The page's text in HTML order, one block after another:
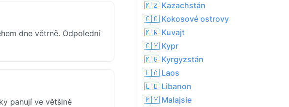
dne větrně. Odpolední
panují ve většině
🇰🇿 Kazachstán
🇨🇨 Kokosové ostrovy
🇰🇼 Kuvajt
🇨🇾 Kypr
🇰🇬 Kyrgyzstán
🇱🇦 Laos
🇱🇧 Libanon
🇲🇾 Malajsie